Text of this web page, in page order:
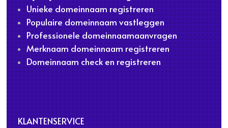
Unieke domeinnaam registreren
Populaire domeinnaam vastleggen
Professionele domeinnaamaanvragen
Merknaam domeinnaam registreren
Domeinnaam check en registreren
KLANTENSERVICE